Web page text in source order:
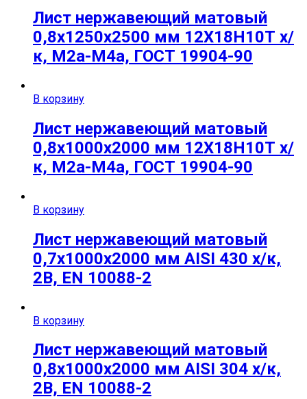
Лист нержавеющий матовый
0,8х1250х2500 мм 12Х18Н10Т х/
к, М2а-М4а, ГОСТ 19904-90
В корзину
Лист нержавеющий матовый
0,8х1000х2000 мм 12Х18Н10Т х/
к, М2а-М4а, ГОСТ 19904-90
В корзину
Лист нержавеющий матовый
0,7х1000х2000 мм AISI 430 х/к,
2B, EN 10088-2
В корзину
Лист нержавеющий матовый
0,8х1000х2000 мм AISI 304 х/к,
2B, EN 10088-2